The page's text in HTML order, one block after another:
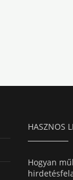
HASZNOS
Hogyan